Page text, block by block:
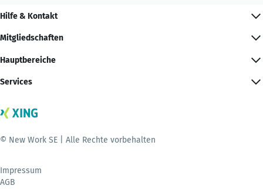
Hilfe & Kontakt
Mitgliedschaften
Hauptbereiche
Services
© New Work SE | Alle Rechte vorbehalten
Impressum
AGB